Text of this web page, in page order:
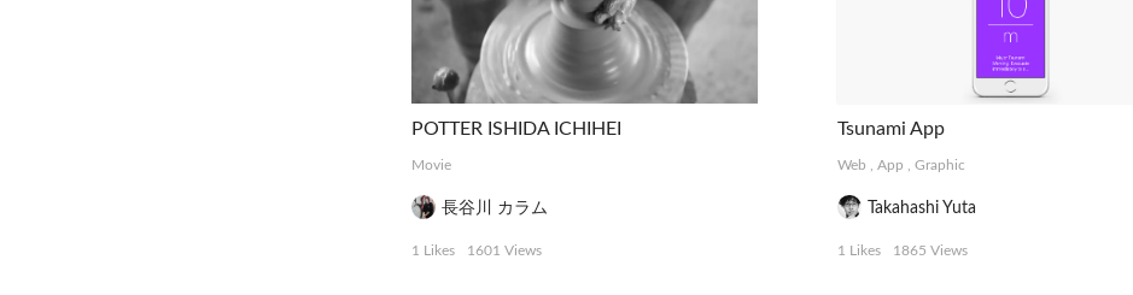
POTTER ISHIDA ICHIHEI
Movie
長谷川 カラム
1 Likes 1601 Views
Tsunami App
Web ,App ,Graphic
Takahashi Yuta
1 Likes 1865 Views